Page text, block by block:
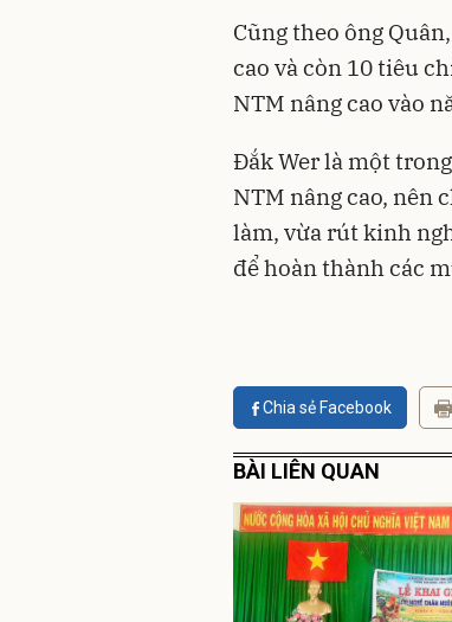
Cũng theo ông
cao và còn 10 tiêu
NTM nâng cao vào
Đắk Wer là một
NTM nâng cao, nên
làm, vừa rút kinh
để hoàn thành các
Chia sẻ Facebook
BÀI LIÊN QUAN